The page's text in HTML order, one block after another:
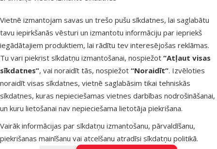
Vietnē izmantojam savas un trešo pušu sīkdatnes, lai saglabātu
tavu iepirkšanās vēsturi un izmantotu informāciju par iepriekš
iegādātajiem produktiem, lai rādītu tev interesējošas reklāmas.
Tu vari piekrist sīkdatņu izmantošanai, nospiežot “Atļaut visas
sīkdatnes”, vai noraidīt tās, nospiežot “Noraidīt”. Izvēloties
noraidīt visas sīkdatnes, vietnē saglabāsim tikai tehniskās
sīkdatnes, kuras nepieciešamas vietnes darbības nodrošināšanai,
un kuru lietošanai nav nepieciešama lietotāja piekrišana.
Vairāk informācijas par sīkdatņu izmantošanu, pārvaldīšanu,
piekrišanas mainīšanu vai atcelšanu atradīsi sīkdatņu politikā.
Nē
Materiāls
Poliesters
Materiāls
Krāsa
Balta
Krāsa
Guļvietas tips
Ar paaugstinātām
malām
Guļvietas tips
Guļvietas forma
Guļvietas forma
Garums
75 cm
Garums